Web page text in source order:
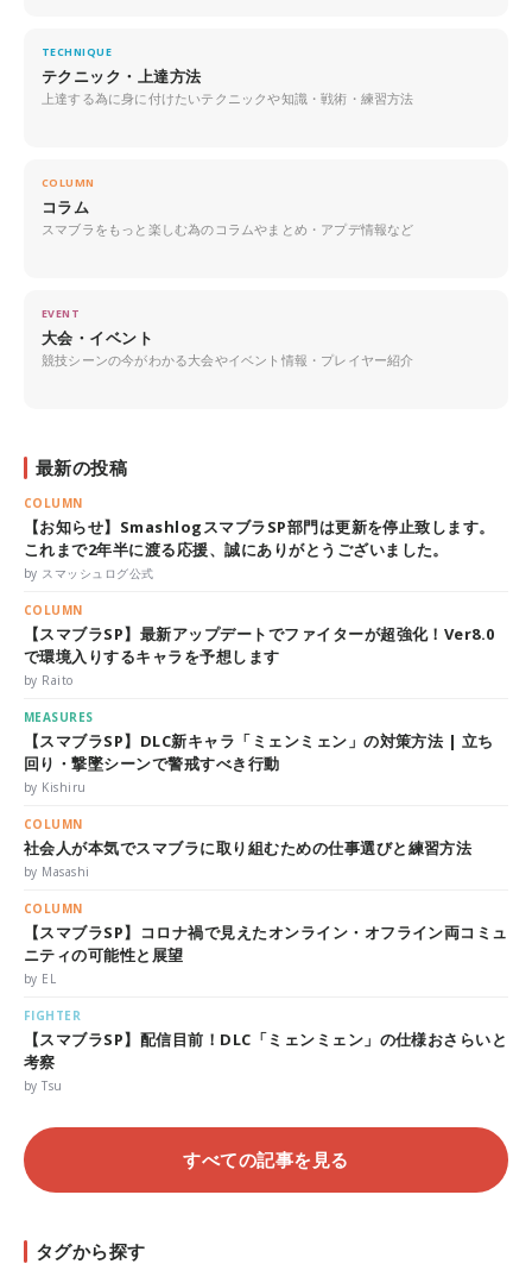
TECHNIQUE
テクニック・上達方法
上達する為に身に付けたいテクニックや知識・戦術・練習方法
COLUMN
コラム
スマブラをもっと楽しむ為のコラムやまとめ・アプデ情報など
EVENT
大会・イベント
競技シーンの今がわかる大会やイベント情報・プレイヤー紹介
最新の投稿
COLUMN
【お知らせ】SmashlogスマブラSP部門は更新を停止致します。
これまで2年半に渡る応援、誠にありがとうございました。
by スマッシュログ公式
COLUMN
【スマブラSP】最新アップデートでファイターが超強化！Ver8.0
で環境入りするキャラを予想します
by Raito
MEASURES
【スマブラSP】DLC新キャラ「ミェンミェン」の対策方法 | 立ち
回り・撃墜シーンで警戒すべき行動
by Kishiru
COLUMN
社会人が本気でスマブラに取り組むための仕事選びと練習方法
by Masashi
COLUMN
【スマブラSP】コロナ禍で見えたオンライン・オフライン両コミュ
ニティの可能性と展望
by EL
FIGHTER
【スマブラSP】配信目前！DLC「ミェンミェン」の仕様おさらいと
考察
by Tsu
すべての記事を見る
タグから探す